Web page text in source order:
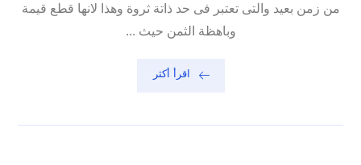
من زمن بعيد والتى تعتبر فى حد ذاتة ثروة وهذا لانها قطع قيمة
وباهظة الثمن حيث ...
اقرأ أكثر